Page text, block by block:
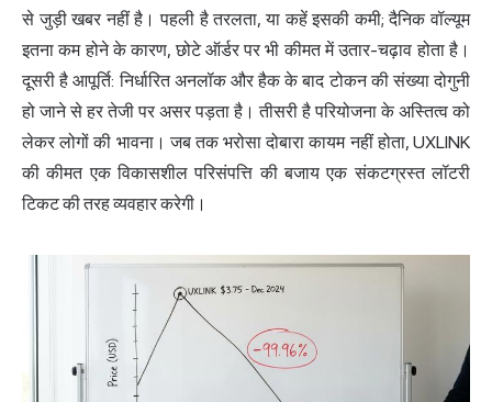
से जुड़ी खबर नहीं है। पहली है तरलता, या कहें इसकी कमी; दैनिक वॉल्यूम
इतना कम होने के कारण, छोटे ऑर्डर पर भी कीमत में उतार-चढ़ाव होता है।
दूसरी है आपूर्ति: निर्धारित अनलॉक और हैक के बाद टोकन की संख्या दोगुनी
हो जाने से हर तेजी पर असर पड़ता है। तीसरी है परियोजना के अस्तित्व को
लेकर लोगों की भावना। जब तक भरोसा दोबारा कायम नहीं होता, UXLINK
की कीमत एक विकासशील परिसंपत्ति की बजाय एक संकटग्रस्त लॉटरी
टिकट की तरह व्यवहार करेगी।